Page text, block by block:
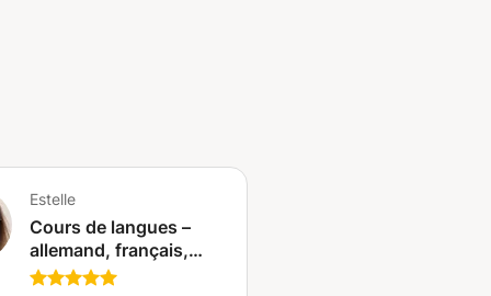
Estelle
Cours de langues –
allemand, français,
anglais et espagnol